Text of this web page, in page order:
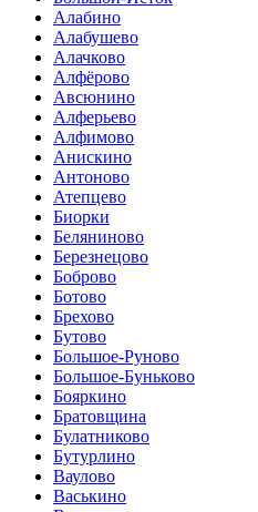
Алабино
Алабушево
Алачково
Алфёрово
Авсюнино
Алферьево
Алфимово
Анискино
Антоново
Атепцево
Биорки
Беляниново
Березнецово
Боброво
Ботово
Брехово
Бутово
Большое-Руново
Большое-Буньково
Бояркино
Братовщина
Булатниково
Бутурлино
Ваулово
Васькино